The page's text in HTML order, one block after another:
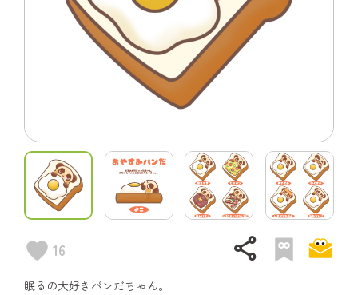
16 share
眠るの大好きパンだちゃん。